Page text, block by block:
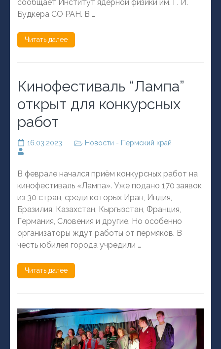
сообщает Институт ядерной физики им. Г. И.
Будкера СО РАН. В …
Читать далее
Кинофестиваль “Лампа”
открыт для конкурсных
работ
16.03.2023 Новости - Пермский край
В феврале начался приём конкурсных работ на
кинофестиваль «Лампа». Уже подано 170 заявок
из 30 стран, среди которых Иран, Индия,
Бразилия, Казахстан, Кыргызстан, Франция,
Германия, Словения и другие. Но особенно
организаторы ждут работы от пермяков. В
честь юбилея города учредили …
Читать далее